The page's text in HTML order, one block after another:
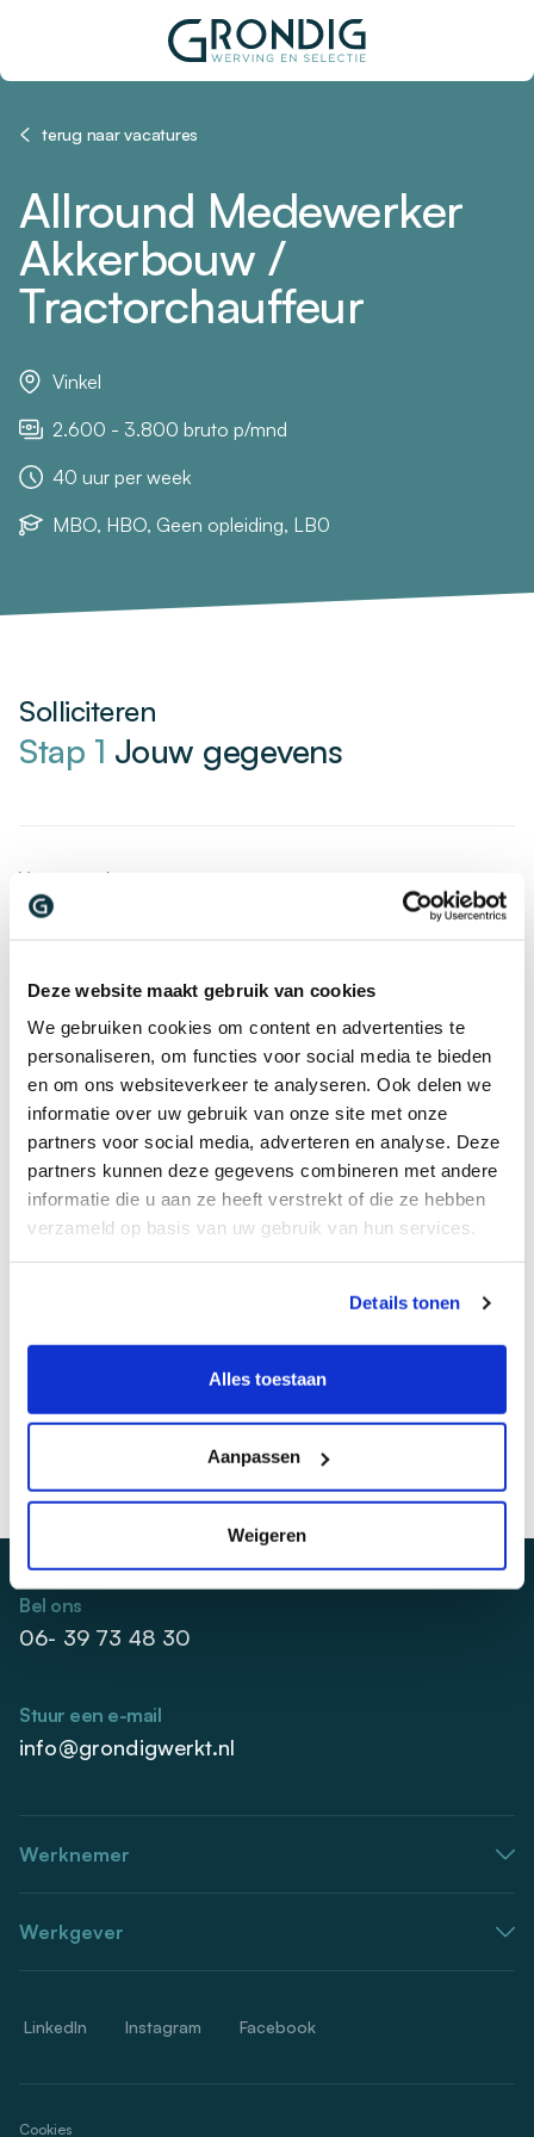
Deze website maakt gebruik van cookies
We gebruiken cookies om content en advertenties te
personaliseren, om functies voor social media te bieden
en om ons websiteverkeer te analyseren. Ook delen we
informatie over uw gebruik van onze site met onze
partners voor social media, adverteren en analyse. Deze
partners kunnen deze gegevens combineren met andere
informatie die u aan ze heeft verstrekt of die ze hebben
verzameld op basis van uw gebruik van hun services.
Details tonen
Alles toestaan
Aanpassen
Weigeren
terug naar vacatures
Allround Medewerker
Akkerbouw /
Tractorchauffeur
Vinkel
2.600 - 3.800 bruto p/mnd
40 uur per week
MBO, HBO, Geen opleiding, LB0
Solliciteren
Stap 1 Jouw gegevens
Voornaam *
E-mailadres*
Telefoonnummer*
Sollicitatie versturen
Bel ons
06- 39 73 48 30
Stuur een e-mail
info@grondigwerkt.nl
Werknemer
Werkgever
LinkedIn Instagram Facebook
Cookies